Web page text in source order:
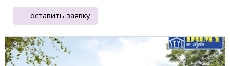
оставить заявку